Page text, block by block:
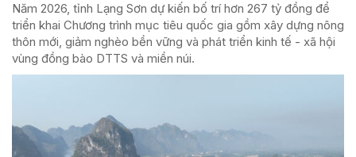
Năm 2026, tỉnh Lạng Sơn dự kiến bố trí hơn 267 tỷ đồng để
triển khai Chương trình mục tiêu quốc gia gồm xây dựng nông
thôn mới, giảm nghèo bền vững và phát triển kinh tế - xã hội
vùng đồng bào DTTS và miền núi.